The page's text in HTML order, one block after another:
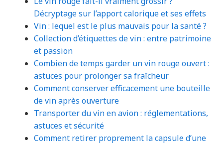
Décryptage sur l’apport calorique et ses effets
Vin : lequel est le plus mauvais pour la santé ?
Collection d’étiquettes de vin : entre patrimoine
et passion
Combien de temps garder un vin rouge ouvert :
astuces pour prolonger sa fraîcheur
Comment conserver efficacement une bouteille
de vin après ouverture
Transporter du vin en avion : réglementations,
astuces et sécurité
Comment retirer proprement la capsule d’une